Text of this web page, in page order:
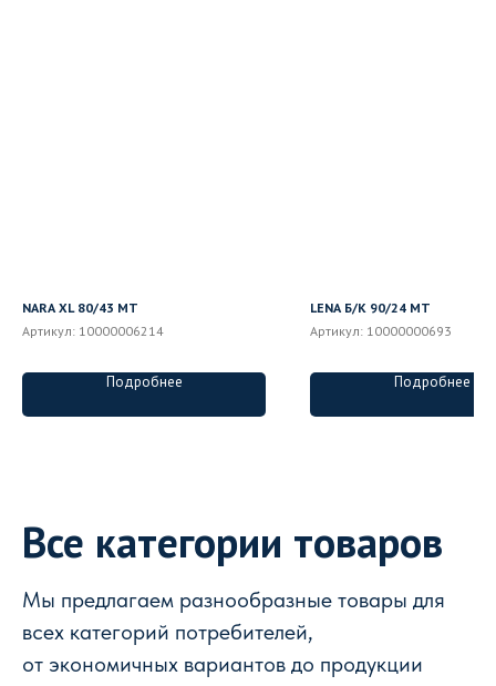
NARA XL 80/43 MT
Артикул: 10000006214
Подробнее
LENA Б/К 90/24 MT
Артикул: 10000000693
Подробнее
Все категории товаров
Мы предлагаем разнообразные товары для
всех категорий потребителей,
от экономичных вариантов до продукции